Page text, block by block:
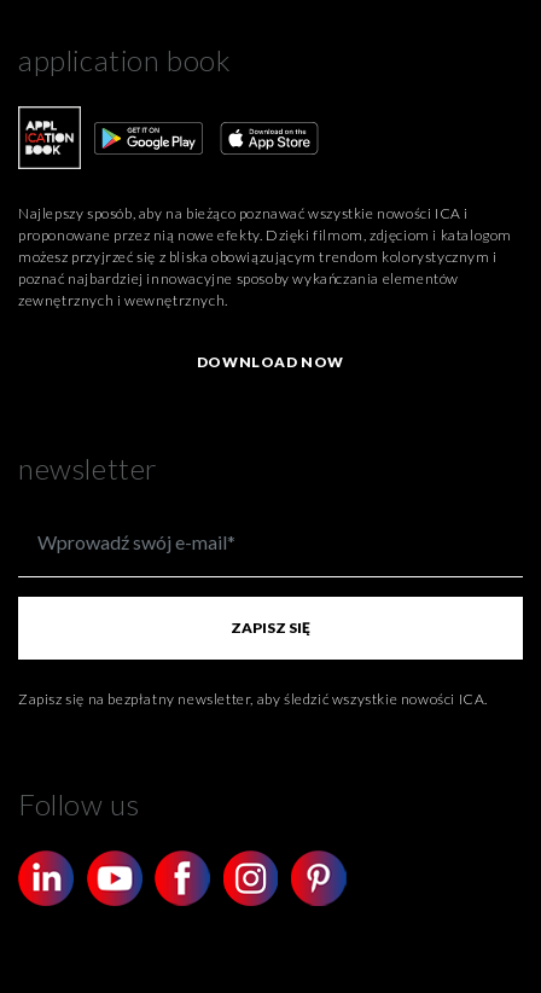
application book
Najlepszy sposób, aby na bieżąco poznawać wszystkie nowości ICA i
proponowane przez nią nowe efekty. Dzięki filmom, zdjęciom i katalogom
możesz przyjrzeć się z bliska obowiązującym trendom kolorystycznym i
poznać najbardziej innowacyjne sposoby wykańczania elementów
zewnętrznych i wewnętrznych.
DOWNLOAD NOW
newsletter
ZAPISZ SIĘ
Zapisz się na bezpłatny newsletter, aby śledzić wszystkie nowości ICA.
Follow us